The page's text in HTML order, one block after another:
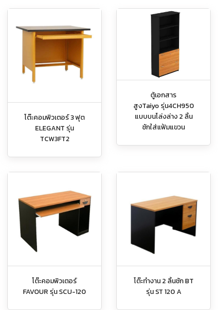
โต๊ะคอมพิวเตอร์ 3 ฟุต
ELEGANT รุ่น
TCW3FT2
ตู้เอกสาร
สูงTaiyo รุ่น4CH950
แบบบนโล่งล่าง 2 ลิ้น
ชักใส่แฟ้มแขวน
โต๊ะคอมพิวเตอร์
FAVOUR รุ่น SCU-120
โต๊ะทำงาน 2 ลิ้นชัก BT
รุ่น ST 120 A